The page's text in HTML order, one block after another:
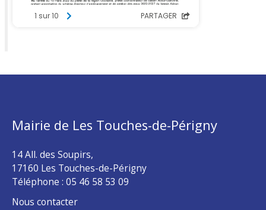
Mairie de Les Touches-de-Périgny
14 All. des Soupirs,
17160 Les Touches-de-Périgny
Téléphone : 05 46 58 53 09
Nous contacter